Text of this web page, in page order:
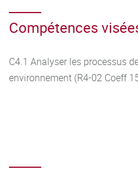
Compétences
C4.1 Analyser les processus
environnement (R4-02 Coeff